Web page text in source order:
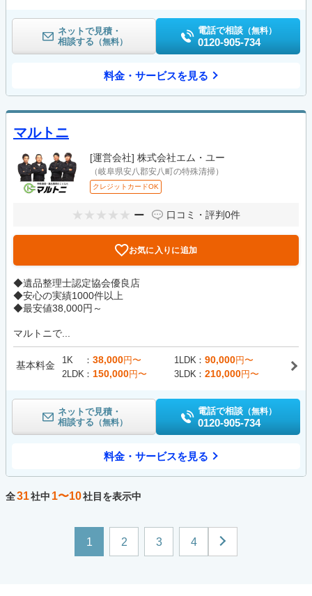
ネットで見積・
相談する （無料）
電話で相談 （無料）
0120-905-734
料金・サービスを見る
マルトニ
[運営会社] 株式会社エム・ユー
（岐阜県安八郡安八町の特殊清掃）
クレジットカードOK
ー 口コミ・評判0件
お気に入りに追加
◆遺品整理士認定協会優良店
◆安心の実績1000件以上
◆最安値38,000円～
マルトニで...
基本料金 1K 38,000円〜 1LDK 90,000円〜
2LDK
150,000円〜 3LDK 210,000円〜
ネットで見積・
相談する （無料）
電話で相談 （無料）
0120-905-734
料金・サービスを見る
全31社中 1〜10社目を表示中
1 2 3 4